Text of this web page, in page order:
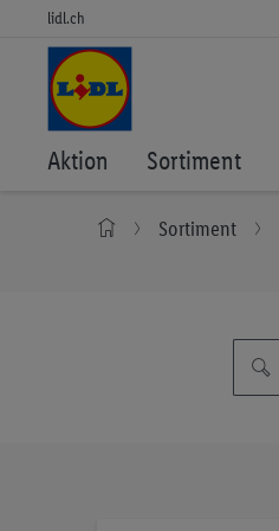
lidl.ch
Aktion Sortiment
Sortiment